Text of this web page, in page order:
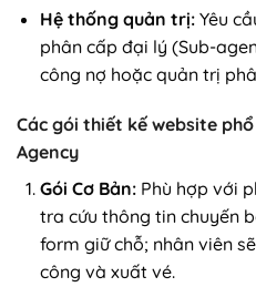
Hệ thống quản trị:Yêu
phân cấp đại lý (Sub-
công nợ hoặc quản trị
Các gói thiết kế website
Agency
Gói Cơ Bản:Phù hợp với
tra cứu thông tin chuyến
form giữ chỗ; nhân viên
công và xuất vé.